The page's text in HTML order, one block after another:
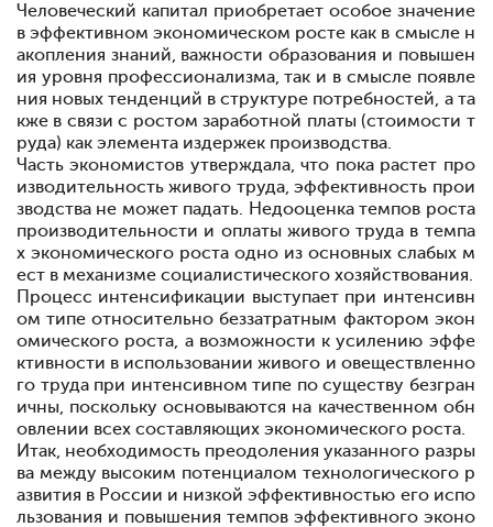
Человеческий капитал приобретает особое значение
в эффективном экономическом росте как в смысле н
акопления знаний, важности образования и повышен
ия уровня профессионализма, так и в смысле появле
ния новых тенденций в структуре потребностей, а та
кже в связи с ростом заработной платы (стоимости т
руда) как элемента издержек производства.
Часть экономистов утверждала, что пока растет про
изводительность живого труда, эффективность прои
зводства не может падать. Недооценка темпов роста
производительности и оплаты живого труда в темпа
х экономического роста одно из основных слабых м
ест в механизме социалистического хозяйствования.
Процесс интенсификации выступает при интенсивн
ом типе относительно беззатратным фактором экон
омического роста, а возможности к усилению эффе
ктивности в использовании живого и овеществленно
го труда при интенсивном типе по существу безгран
ичны, поскольку основываются на качественном обн
овлении всех составляющих экономического роста.
Итак, необходимость преодоления указанного разры
ва между высоким потенциалом технологического р
азвития в России и низкой эффективностью его испо
льзования и повышения темпов эффективного эконо